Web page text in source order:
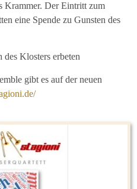
Krammer. Der Eintritt zum
eine Spende zu Gunsten des
des Klosters erbeten
gibt es auf der neuen